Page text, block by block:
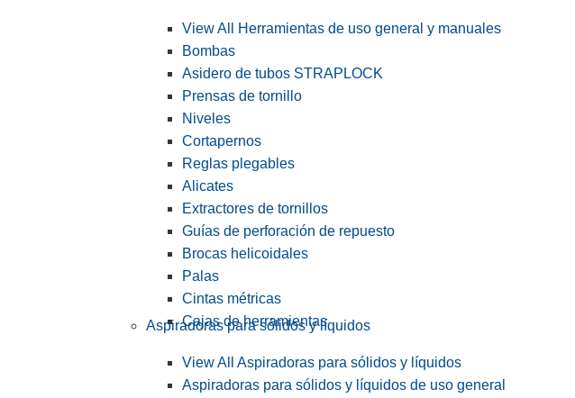
View All Herramientas de uso general y manuales
Bombas
Asidero de tubos STRAPLOCK
Prensas de tornillo
Niveles
Cortapernos
Reglas plegables
Alicates
Extractores de tornillos
Guías de perforación de repuesto
Brocas helicoidales
Palas
Cintas métricas
Cajas de herramientas
Aspiradoras para sólidos y líquidos
View All Aspiradoras para sólidos y líquidos
Aspiradoras para sólidos y líquidos de uso general